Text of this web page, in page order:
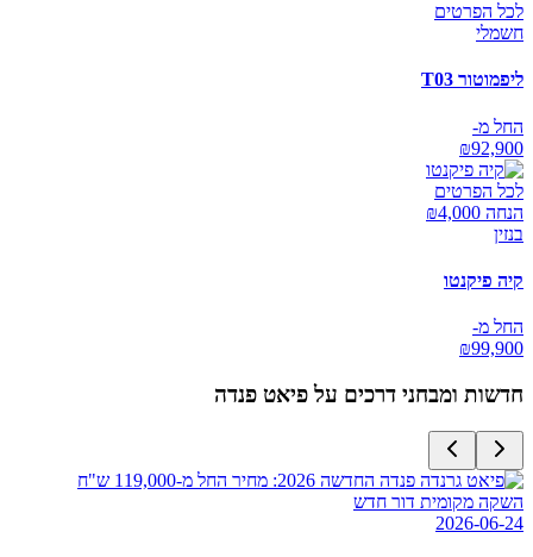
לכל הפרטים
חשמלי
ליפמוטור T03
החל מ-
₪92,900
לכל הפרטים
הנחה ₪ 4,000
בנזין
קיה פיקנטו
החל מ-
₪99,900
חדשות ומבחני דרכים עלפיאט פנדה
השקה מקומית דור חדש
2026-06-24